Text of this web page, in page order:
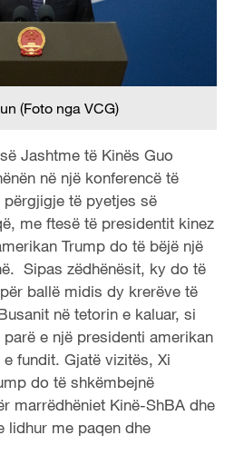
(Foto nga VCG)
Jashtme të Kinës Guo
në një konferencë të
të pyetjes së
me ftesë të presidentit kinez
Trump do të bëjë një
Sipas zëdhënësit, ky do të
ballë midis dy krerëve të
në tetorin e kaluar, si
e një presidenti amerikan
fundit. Gjatë vizitës, Xi
do të shkëmbejnë
marrëdhëniet Kinë-ShBA dhe
lidhur me paqen dhe